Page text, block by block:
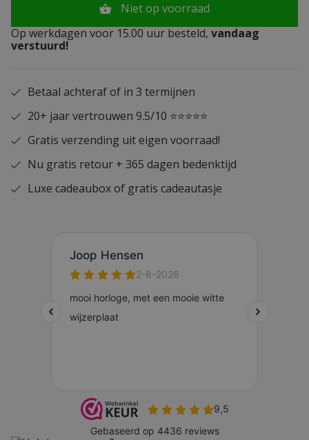
Niet op voorraad
Op werkdagen voor 15.00 uur besteld, vandaag
verstuurd!
Betaal achteraf of in 3 termijnen
20+ jaar vertrouwen 9.5/10 ⭐⭐⭐⭐⭐
Gratis verzending uit eigen voorraad!
Nu gratis retour + 365 dagen bedenktijd
Luxe cadeaubox of gratis cadeautasje